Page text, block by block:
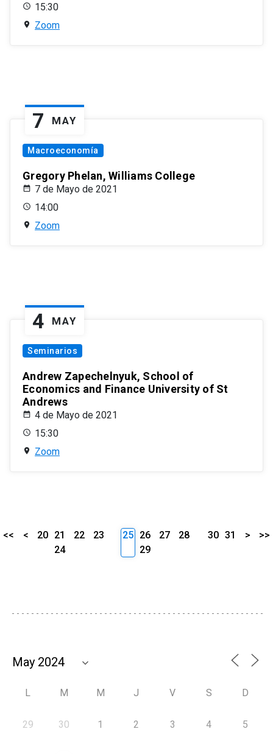
15:30
Zoom
7 MAY
Macroeconomía
Gregory Phelan, Williams College
7 de Mayo de 2021
14:00
Zoom
4 MAY
Seminarios
Andrew Zapechelnyuk, School of
Economics and Finance University of St
Andrews
4 de Mayo de 2021
15:30
Zoom
<< < 20 21 22
23
24
25 26 27
28
29
30 31 > >>
L M M J V S D
29 30 1 2 3 4 5